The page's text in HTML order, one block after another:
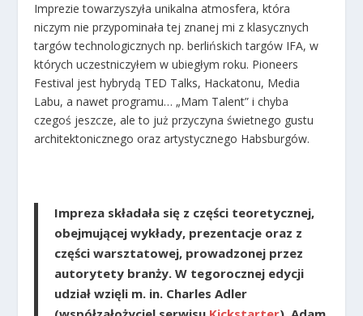
Imprezie towarzyszyła unikalna atmosfera, która
niczym nie przypominała tej znanej mi z klasycznych
targów technologicznych np. berlińskich targów IFA, w
których uczestniczyłem w ubiegłym roku. Pioneers
Festival jest hybrydą TED Talks, Hackatonu, Media
Labu, a nawet programu… „Mam Talent” i chyba
czegoś jeszcze, ale to już przyczyna świetnego gustu
architektonicznego oraz artystycznego Habsburgów.
Impreza składała się z części teoretycznej,
obejmującej wykłady, prezentacje oraz z
części warsztatowej, prowadzonej przez
autorytety branży. W tegorocznej edycji
udział wzięli m. in. Charles Adler